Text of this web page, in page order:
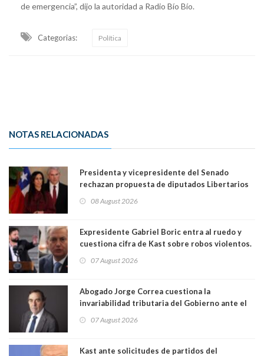
de emergencia”, dijo la autoridad a Radio Bío Bío.
Categorias: Política
NOTAS RELACIONADAS
Presidenta y vicepresidente del Senado
rechazan propuesta de diputados Libertarios
"Constituye un camino equivocado"
08 August 2026
Expresidente Gabriel Boric entra al ruedo y
cuestiona cifra de Kast sobre robos violentos.
07 August 2026
Abogado Jorge Correa cuestiona la
invariabilidad tributaria del Gobierno ante el
democracia” y "defendemos la alternancia en el
07 August 2026
Kast ante solicitudes de partidos del